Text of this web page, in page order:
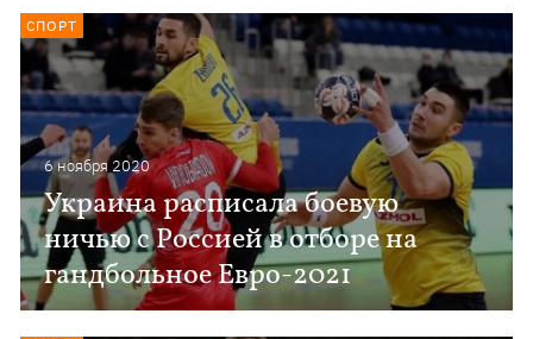
6 ноября 2020
Украина расписала боевую
ничью с Россией в отборе на
гандбольное Евро-2021
СПОРТ